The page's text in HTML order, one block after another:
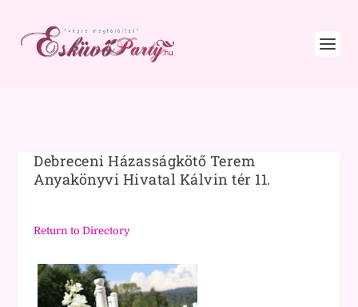
Debreceni Házasságkötő Terem
Anyakönyvi Hivatal Kálvin tér 11.
Return to Directory